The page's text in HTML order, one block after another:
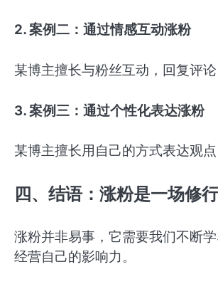
2. 案例二：通过情感互动涨粉
某博主擅长与粉丝互动，回复评
3. 案例三：通过个性化表达涨粉
某博主擅长用自己的方式表达观
四、结语：涨粉是一场修行
涨粉并非易事，它需要我们不断
经营自己的影响力。